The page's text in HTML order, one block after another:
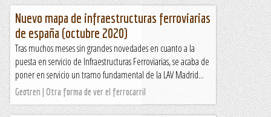
Nuevo mapa de infraestructuras ferroviarias
de españa (octubre 2020)
Tras muchos meses sin grandes novedades en cuanto a la
puesta en servicio de Infraestructuras Ferroviarias, se acaba de
poner en servicio un tramo fundamental de la LAV Madrid...
Geotren | Otra forma de ver el ferrocarril